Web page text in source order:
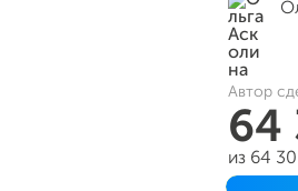
Автор
64
из 64